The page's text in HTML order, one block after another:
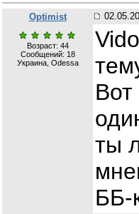
Optimist
Возраст: 44
Сообщений: 18
Украина, Odessa
ты
ББ-